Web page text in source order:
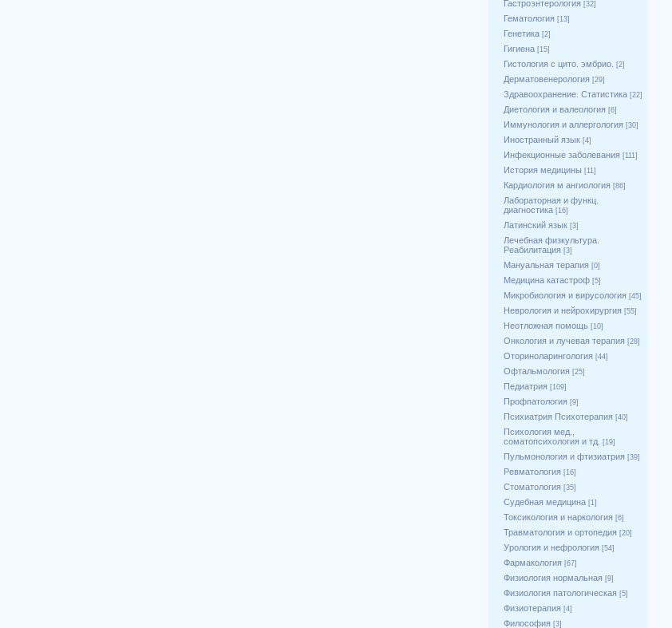
Гастроэнтерология [32]
Гематология [13]
Генетика [2]
Гигиена [15]
Гистология с цито. эмбрио. [2]
Дерматовенерология [29]
Здравоохранение. Статистика [22]
Диетология и валеология [6]
Иммунология и аллергология [30]
Иностранный язык [4]
Инфекционные заболевания [111]
История медицины [11]
Кардиология м ангиология [86]
Лабораторная и функц.
диагностика [16]
Латинский язык [3]
Лечебная физкультура.
Реабилитация [3]
Мануальная терапия [0]
Медицина катастроф [5]
Микробиология и вирусология [45]
Неврология и нейрохирургия [55]
Неотложная помощь [10]
Онкология и лучевая терапия [28]
Оториноларингология [44]
Офтальмология [25]
Педиатрия [109]
Профпатология [9]
Психиатрия Психотерапия [40]
Психология мед.,
соматопсихология и тд.
[19]
Пульмонология и фтизиатрия [39]
Ревматология [16]
Стоматология [35]
Судебная медицина [1]
Токсикология и наркология [6]
Травматология и ортопедия [20]
Урология и нефрология [54]
Фармакология [67]
Физиология нормальная [9]
Физиология патологическая [5]
Физиотерапия [4]
Философия [3]